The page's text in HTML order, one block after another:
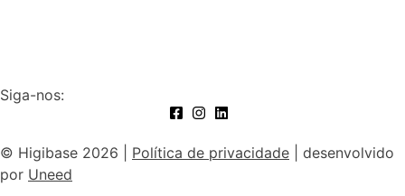
Siga-nos:
© Higibase 2026 | Política de privacidade | desenvolvido
por Uneed